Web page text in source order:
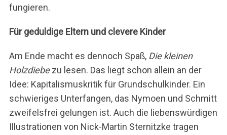
fungieren.
Für geduldige Eltern und clevere Kinder
Am Ende macht es dennoch Spaß, Die kleinen
Holzdiebezu lesen. Das liegt schon allein an der
Idee: Kapitalismuskritik für Grundschulkinder. Ein
schwieriges Unterfangen, das Nymoen und Schmitt
zweifelsfrei gelungen ist. Auch die liebenswürdigen
Illustrationen von Nick-Martin Sternitzke tragen